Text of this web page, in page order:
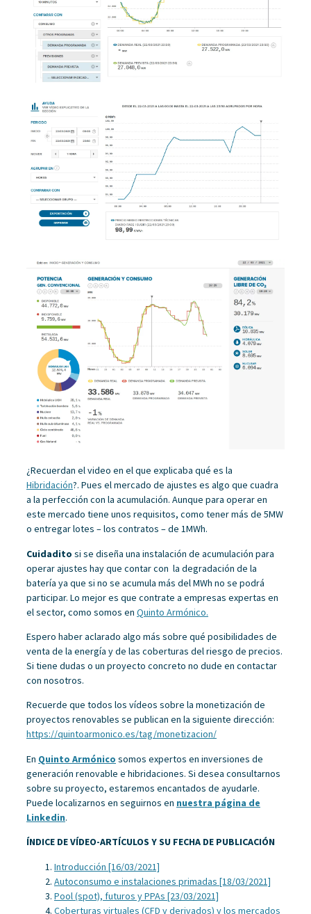
¿Recuerdan el video en el que explicaba qué es la
Hibridación?. Pues el mercado de ajustes es algo que cuadra
a la perfección con la acumulación. Aunque para operar en
este mercado tiene unos requisitos, como tener más de 5MW
o entregar lotes – los contratos – de 1MWh.
Cuidadito si se diseña una instalación de acumulación para
operar ajustes hay que contar con la degradación de la
batería ya que si no se acumula más del MWh no se podrá
participar. Lo mejor es que contrate a empresas expertas en
el sector, como somos en Quinto Armónico.
Espero haber aclarado algo más sobre qué posibilidades de
venta de la energía y de las coberturas del riesgo de precios.
Si tiene dudas o un proyecto concreto no dude en contactar
con nosotros.
Recuerde que todos los vídeos sobre la monetización de
proyectos renovables se publican en la siguiente dirección:
https://quintoarmonico.es/tag/monetizacion/
En Quinto Armónico somos expertos en inversiones de
generación renovable e hibridaciones. Si desea consultarnos
sobre su proyecto, estaremos encantados de ayudarle.
Puede localizarnos en seguirnos en nuestra página de
Linkedin.
ÍNDICE DE VÍDEO-ARTÍCULOS Y SU FECHA DE PUBLICACIÓN
Introducción [16/03/2021]
Autoconsumo e instalaciones primadas [18/03/2021]
Pool (spot), futuros y PPAs [23/03/2021]
Coberturas virtuales (CFD y derivados) y los mercados